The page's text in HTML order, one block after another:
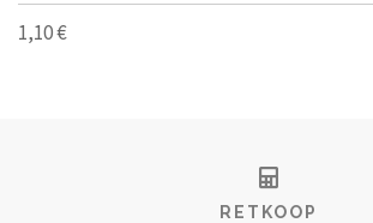
1,10 €
RETKOOP